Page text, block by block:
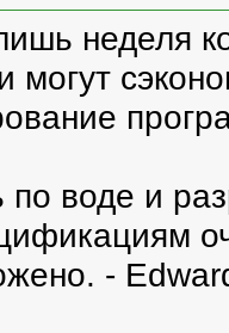
неделя
могут
по воде и
-